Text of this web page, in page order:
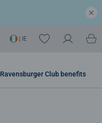
| IE
Ravensburger Club benefits